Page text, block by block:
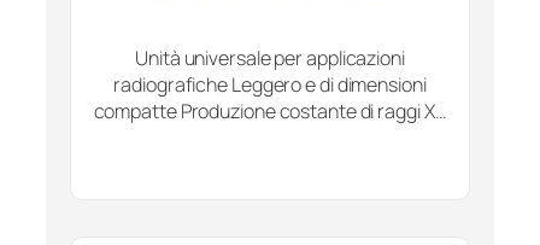
Unità universale per applicazioni
radiografiche Leggero e di dimensioni
compatte Produzione costante di raggi X…